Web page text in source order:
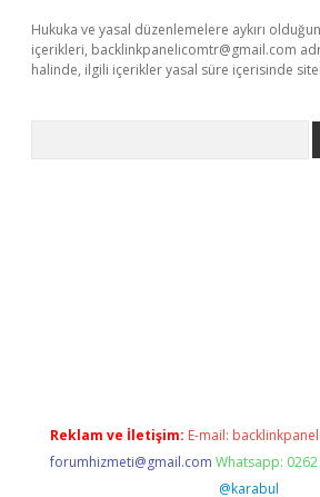
Hukuka ve yasal düzenlemelere aykırı
içerikleri, backlinkpanelicomtr@gmail.com
halinde, ilgili içerikler yasal süre içerisinde
Reklam ve İletişim: E-mail:
forumhizmeti@gmail.com Whatsapp:
@karabul